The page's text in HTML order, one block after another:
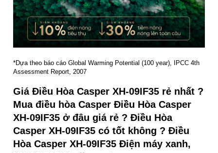
*Dựa theo báo cáo Global Warming Potential (100 year), IPCC 4th
Assessment Report, 2007
Giá Điều Hòa Casper XH-09IF35 rẻ nhất ?
Mua điều hòa Casper Điều Hòa Casper
XH-09IF35 ở đâu giá rẻ ? Điều Hòa
Casper XH-09IF35 có tốt không ? Điều
Hòa Casper XH-09IF35 Điện máy xanh,